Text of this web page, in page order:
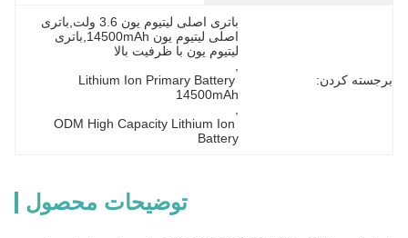
برجسته کردن:
لیتیوم یون با ظرفیت بالا
Lithium Ion Primary Battery
14500mAh
ODM High Capacity Lithium Ion
Battery
توضیحات محصول